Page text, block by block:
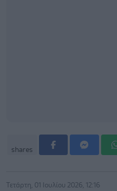
shares
Τετάρτη, 01 Ιουλίου 2026, 12:16